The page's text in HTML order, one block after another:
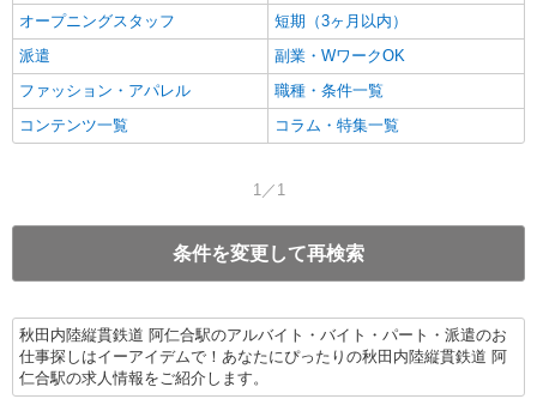
オープニングスタッフ
短期（3ヶ月以内）
派遣
副業・WワークOK
ファッション・アパレル
職種・条件一覧
コンテンツ一覧
コラム・特集一覧
1／1
条件を変更して再検索
秋田内陸縦貫鉄道 阿仁合駅のアルバイト・バイト・パート・派遣のお
仕事探しはイーアイデムで！あなたにぴったりの秋田内陸縦貫鉄道 阿
仁合駅の求人情報をご紹介します。